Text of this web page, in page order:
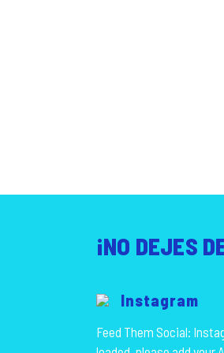
¡NO DEJES
Instagram
Feed Them Social: